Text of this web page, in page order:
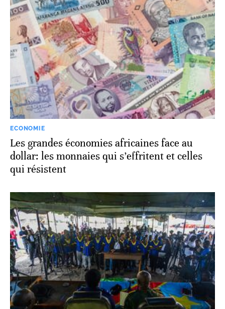
ECONOMIE
Les grandes économies africaines face au
dollar: les monnaies qui s’effritent et celles
qui résistent